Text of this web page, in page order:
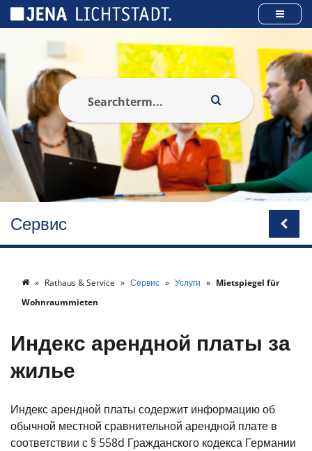
Сервис
Rathaus & Service Сервис Услуги
Mietspiegel für
Wohnraummieten
Индекс арендной платы за
жилье
Индекс арендной платы содержит информацию об
обычной местной сравнительной арендной плате в
соответствии с § 558d Гражданского кодекса Германии
Панель управления cookies